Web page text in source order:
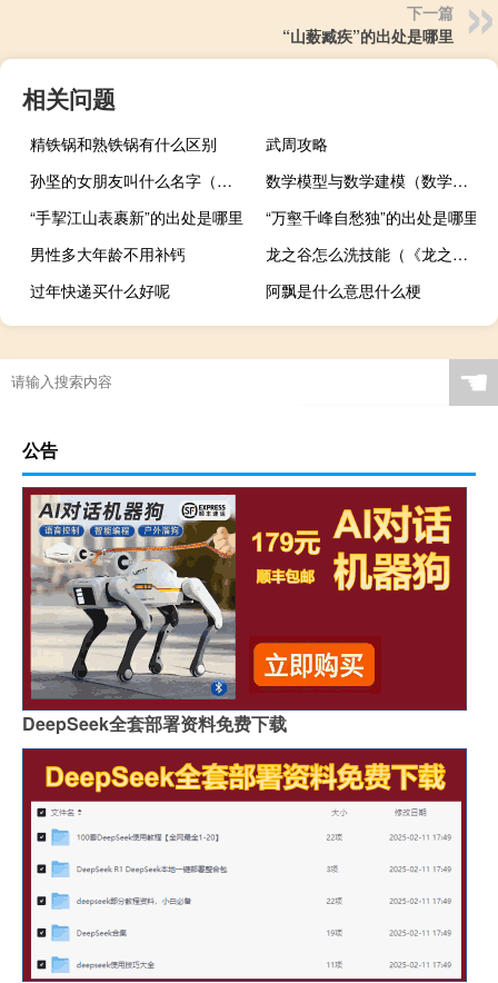
下一篇
“山薮臧疾”的出处是哪里
相关问题
精铁锅和熟铁锅有什么区别
武周攻略
孙坚的女朋友叫什么名字（孙坚的女朋友叫甚么）
数学模型与数学建模（数学模型与数学建模第三版简介）
“手挈江山表裹新”的出处是哪里
“万壑千峰自愁独”的出处是哪里
男性多大年龄不用补钙
龙之谷怎么洗技能（《龙之谷》龙之谷洗点玩家心得）
过年快递买什么好呢
阿飘是什么意思什么梗
☚
公告
DeepSeek全套部署资料免费下载